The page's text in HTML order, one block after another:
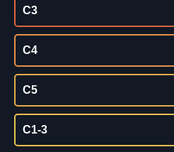
C3
C4
C5
C1-3